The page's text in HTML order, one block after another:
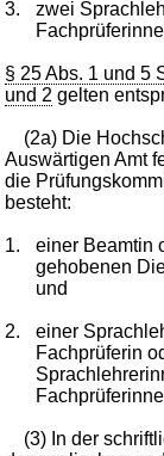
3.
zwei
§ 25 Abs. 1 und 5
und 2 gelten
(2a) Die
Auswärtigen Amt
die
besteht:
1.
einer Beamtin
gehobenen
und
2.
einer
Fachprüferin
(3) In der